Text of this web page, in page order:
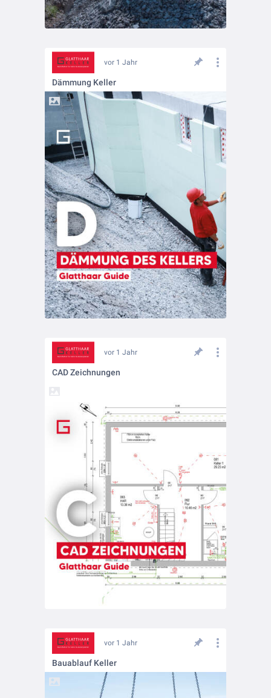
vor 1 Jahr
Dämmung Keller
vor 1 Jahr
CAD Zeichnungen
vor 1 Jahr
Bauablauf Keller